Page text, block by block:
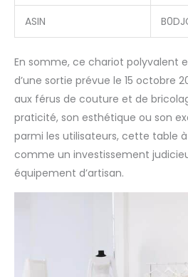
ASIN
En somme, ce chariot polyvalent
d’une sortie prévue le 15 octobre
aux férus de couture et de
praticité, son esthétique ou son
parmi les utilisateurs, cette table à
comme un investissement
équipement d’artisan.